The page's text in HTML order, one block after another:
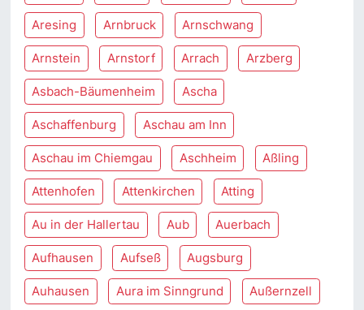
Aresing Arnbruck Arnschwang
Arnstein Arnstorf Arrach Arzberg
Asbach-Bäumenheim Ascha
Aschaffenburg Aschau am Inn
Aschau im Chiemgau Aschheim Aßling
Attenhofen Attenkirchen Atting
Au in der Hallertau Aub Auerbach
Aufhausen Aufseß Augsburg
Auhausen Aura im Sinngrund Außernzell